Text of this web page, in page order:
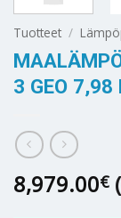
Tuotteet /
3 GEO 7,98
8,979.00€